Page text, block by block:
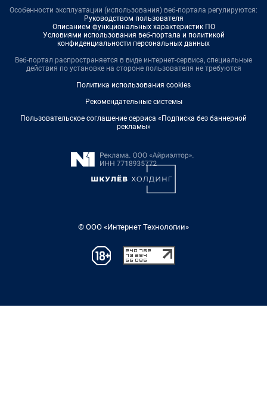
Особенности эксплуатации (использования) веб-портала регулируются:
Руководством пользователя
Описанием функциональных характеристик ПО
Условиями использования веб-портала и политикой
конфиденциальности персональных данных
Веб-портал распространяется в виде интернет-сервиса, специальные
действия по установке на стороне пользователя не требуются
Политика использования cookies
Рекомендательные системы
Пользовательское соглашение сервиса «Подписка без баннерной
рекламы»
© ООО «Интернет Технологии»